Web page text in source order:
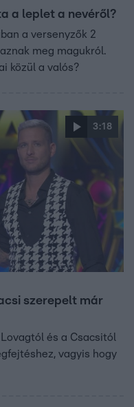
a leplet a nevéről?
a versenyzők 2
meg magukról.
közül a valós?
3:18
szerepelt már
és a Csacsitól
vagyis hogy